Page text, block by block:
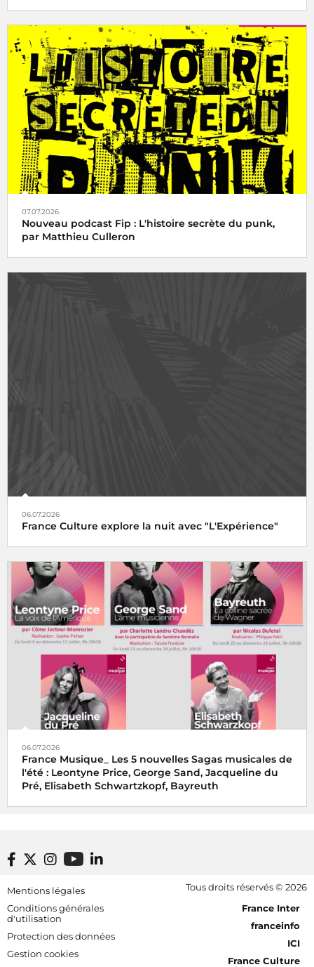
07.07.2026
Nouveau podcast Fip : L'histoire secrète du punk,
par Matthieu Culleron
06.07.2026
France Culture explore la nuit avec "L'Expérience"
06.07.2026
France Musique_ Les 5 nouvelles Sagas musicales de
l'été : Leontyne Price, George Sand, Jacqueline du
Pré, Elisabeth Schwartzkopf, Bayreuth
Footer bottom
Mentions légales
Conditions générales
d'utilisation
Protection des données
Gestion cookies
Tous droits réservés © 2026
[RDF] Pied de page - Mobile
France Inter
franceinfo
ICI
France Culture